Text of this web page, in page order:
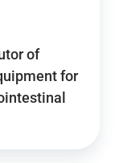
of
for